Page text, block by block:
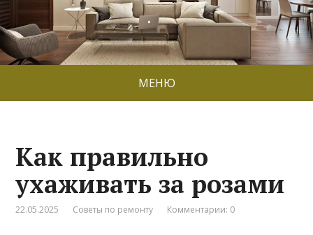
МЕНЮ
Как правильно
ухаживать за розами
22.05.2025 Советы по ремонту Комментарии: 0